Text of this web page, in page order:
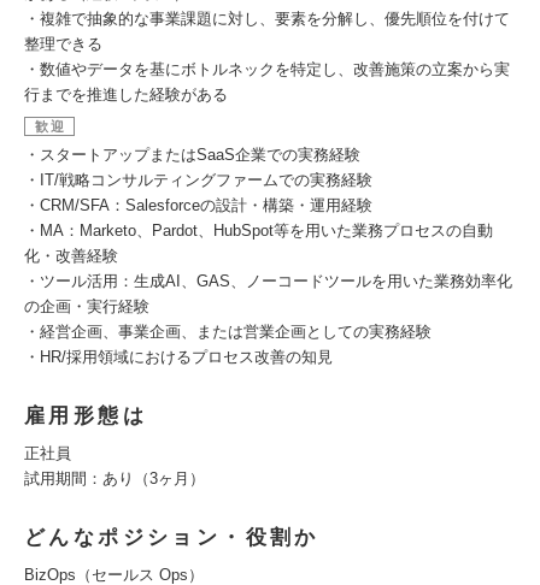
・複雑で抽象的な事業課題に対し、要素を分解し、優先順位を付けて
整理できる
・数値やデータを基にボトルネックを特定し、改善施策の立案から実
行までを推進した経験がある
歓迎
・スタートアップまたはSaaS企業での実務経験
・IT/戦略コンサルティングファームでの実務経験
・CRM/SFA：Salesforceの設計・構築・運用経験
・MA：Marketo、Pardot、HubSpot等を用いた業務プロセスの自動
化・改善経験
・ツール活用：生成AI、GAS、ノーコードツールを用いた業務効率化
の企画・実行経験
・経営企画、事業企画、または営業企画としての実務経験
・HR/採用領域におけるプロセス改善の知見
雇用形態は
正社員
試用期間：あり（3ヶ月）
どんなポジション・役割か
BizOps（セールス Ops）